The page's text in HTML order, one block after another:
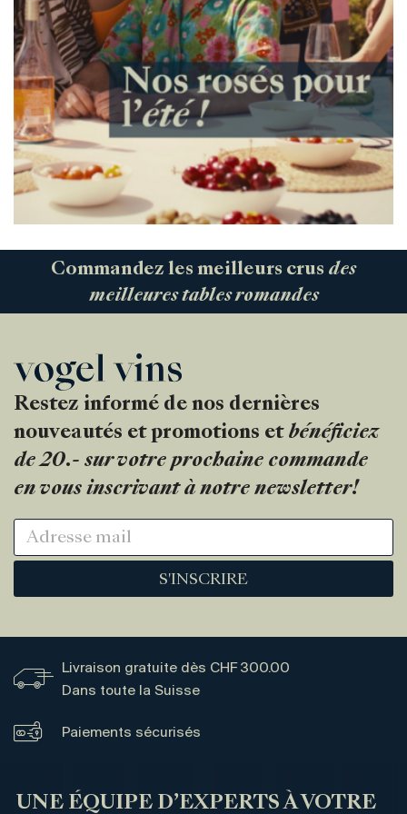
Commandez les meilleurs crus des
meilleures tables romandes
Restez informé de nos dernières
nouveautés et promotions et bénéficiez
de 20.- sur votre prochaine commande
en vous inscrivant à notre newsletter!
S'INSCRIRE
Livraison gratuite dès CHF 300.00
Dans toute la Suisse
Paiements sécurisés
UNE ÉQUIPE D’EXPERTS À VOTRE